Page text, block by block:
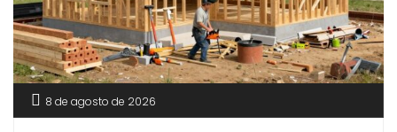
8 de agosto de 2026